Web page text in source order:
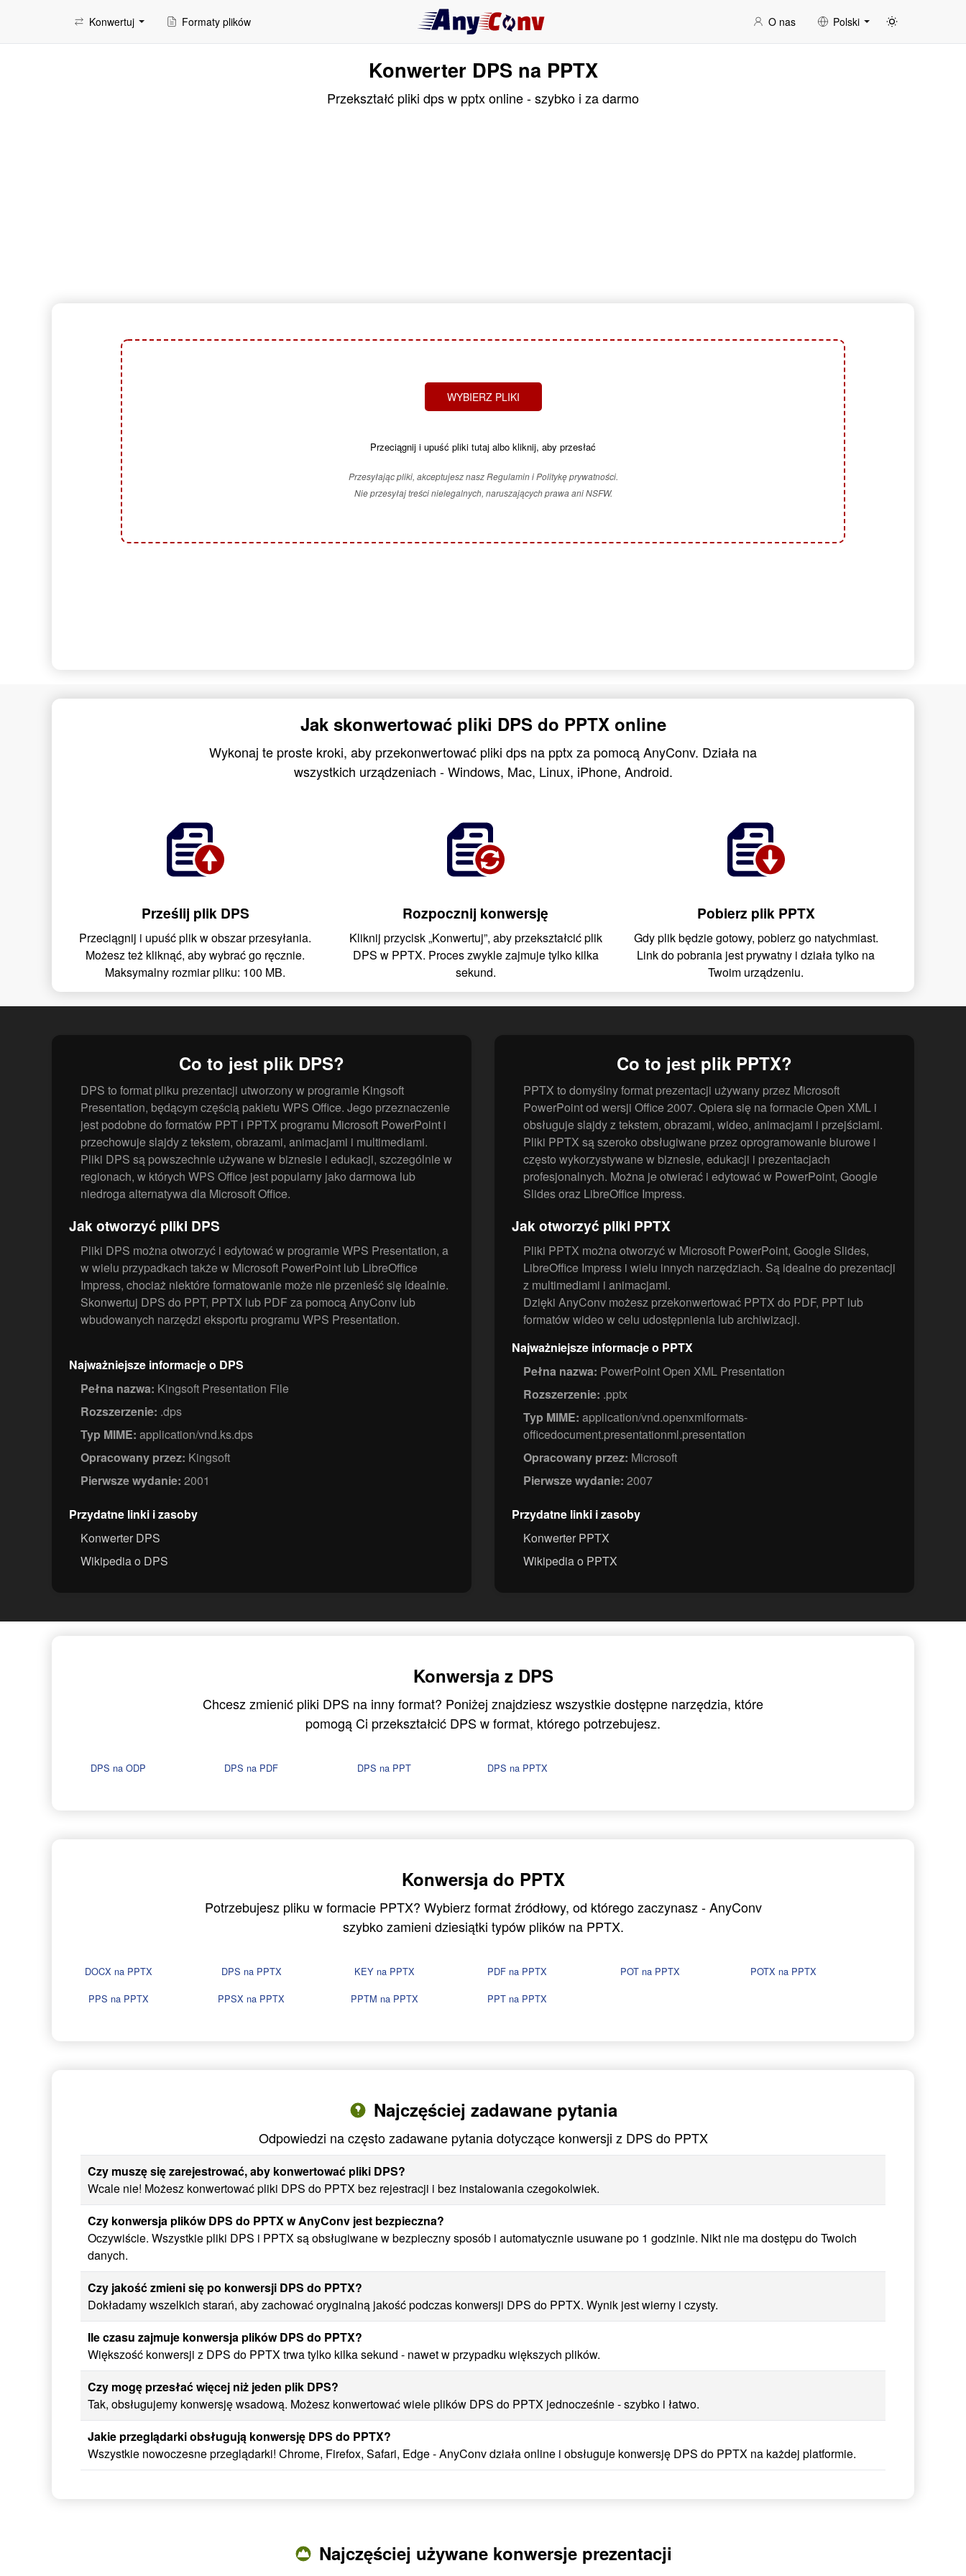
Konwertuj Formaty plików O nas Polski
Konwerter DPS na PPTX
Przekształć pliki dps w pptx online - szybko i za darmo
WYBIERZ PLIKI
Przeciągnij i upuść pliki tutaj albo kliknij, aby przesłać
Przesyłając pliki, akceptujesz nasz Regulamin i Politykę prywatności.
Nie przesyłaj treści nielegalnych, naruszających prawa ani NSFW.
Jak skonwertować pliki DPS do PPTX online
Wykonaj te proste kroki, aby przekonwertować pliki dps na pptx za pomocą AnyConv. Działa na
wszystkich urządzeniach - Windows, Mac, Linux, iPhone, Android.
Prześlij plik DPS
Przeciągnij i upuść plik w obszar przesyłania.
Możesz też kliknąć, aby wybrać go ręcznie.
Maksymalny rozmiar pliku: 100 MB.
Rozpocznij konwersję
Kliknij przycisk „Konwertuj”, aby przekształcić plik
DPS w PPTX. Proces zwykle zajmuje tylko kilka
sekund.
Pobierz plik PPTX
Gdy plik będzie gotowy, pobierz go natychmiast.
Link do pobrania jest prywatny i działa tylko na
Twoim urządzeniu.
Co to jest plik DPS?
DPS to format pliku prezentacji utworzony w programie Kingsoft
Presentation, będącym częścią pakietu WPS Office. Jego przeznaczenie
jest podobne do formatów PPT i PPTX programu Microsoft PowerPoint i
przechowuje slajdy z tekstem, obrazami, animacjami i multimediami.
Pliki DPS są powszechnie używane w biznesie i edukacji, szczególnie w
regionach, w których WPS Office jest popularny jako darmowa lub
niedroga alternatywa dla Microsoft Office.
Jak otworzyć pliki DPS
Pliki DPS można otworzyć i edytować w programie WPS Presentation, a
w wielu przypadkach także w Microsoft PowerPoint lub LibreOffice
Impress, chociaż niektóre formatowanie może nie przenieść się idealnie.
Skonwertuj DPS do PPT, PPTX lub PDF za pomocą AnyConv lub
wbudowanych narzędzi eksportu programu WPS Presentation.
Najważniejsze informacje o DPS
Pełna nazwa: Kingsoft Presentation File
Rozszerzenie: .dps
Typ MIME: application/vnd.ks.dps
Opracowany przez: Kingsoft
Pierwsze wydanie: 2001
Przydatne linki i zasoby
Konwerter DPS
Wikipedia o DPS
Co to jest plik PPTX?
PPTX to domyślny format prezentacji używany przez Microsoft
PowerPoint od wersji Office 2007. Opiera się na formacie Open XML i
obsługuje slajdy z tekstem, obrazami, wideo, animacjami i przejściami.
Pliki PPTX są szeroko obsługiwane przez oprogramowanie biurowe i
często wykorzystywane w biznesie, edukacji i prezentacjach
profesjonalnych. Można je otwierać i edytować w PowerPoint, Google
Slides oraz LibreOffice Impress.
Jak otworzyć pliki PPTX
Pliki PPTX można otworzyć w Microsoft PowerPoint, Google Slides,
LibreOffice Impress i wielu innych narzędziach. Są idealne do prezentacji
z multimediami i animacjami.
Dzięki AnyConv możesz przekonwertować PPTX do PDF, PPT lub
formatów wideo w celu udostępnienia lub archiwizacji.
Najważniejsze informacje o PPTX
Pełna nazwa: PowerPoint Open XML Presentation
Rozszerzenie: .pptx
Typ MIME: application/vnd.openxmlformats-
officedocument.presentationml.presentation
Opracowany przez: Microsoft
Pierwsze wydanie: 2007
Przydatne linki i zasoby
Konwerter PPTX
Wikipedia o PPTX
Konwersja z DPS
Chcesz zmienić pliki DPS na inny format? Poniżej znajdziesz wszystkie dostępne narzędzia, które
pomogą Ci przekształcić DPS w format, którego potrzebujesz.
DPS na ODP DPS na PDF DPS na PPT DPS na PPTX
Konwersja do PPTX
Potrzebujesz pliku w formacie PPTX? Wybierz format źródłowy, od którego zaczynasz - AnyConv
szybko zamieni dziesiątki typów plików na PPTX.
DOCX na PPTX DPS na PPTX KEY na PPTX PDF na PPTX POT na PPTX
POTX na PPTX
PPS na PPTX
PPSX na PPTX PPTM na PPTX PPT na PPTX
Najczęściej zadawane pytania
Odpowiedzi na często zadawane pytania dotyczące konwersji z DPS do PPTX
Czy muszę się zarejestrować, aby konwertować pliki DPS?
Wcale nie! Możesz konwertować pliki DPS do PPTX bez rejestracji i bez instalowania czegokolwiek.
Czy konwersja plików DPS do PPTX w AnyConv jest bezpieczna?
Oczywiście. Wszystkie pliki DPS i PPTX są obsługiwane w bezpieczny sposób i automatycznie usuwane po 1 godzinie. Nikt nie ma dostępu do Twoich
danych.
Czy jakość zmieni się po konwersji DPS do PPTX?
Dokładamy wszelkich starań, aby zachować oryginalną jakość podczas konwersji DPS do PPTX. Wynik jest wierny i czysty.
Ile czasu zajmuje konwersja plików DPS do PPTX?
Większość konwersji z DPS do PPTX trwa tylko kilka sekund - nawet w przypadku większych plików.
Czy mogę przesłać więcej niż jeden plik DPS?
Tak, obsługujemy konwersję wsadową. Możesz konwertować wiele plików DPS do PPTX jednocześnie - szybko i łatwo.
Jakie przeglądarki obsługują konwersję DPS do PPTX?
Wszystkie nowoczesne przeglądarki! Chrome, Firefox, Safari, Edge - AnyConv działa online i obsługuje konwersję DPS do PPTX na każdej platformie.
Najczęściej używane konwersje prezentacji